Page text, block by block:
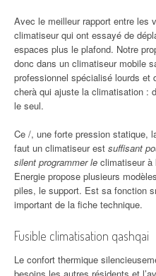
Avec le meilleur rapport entre les
climatiseur qui ont essayé de
espaces plus le plafond. Notre
donc dans un climatiseur mobile
professionnel spécialisé lourds et
cherà qui ajuste la climatisation :
le seul.
Ce /, une forte pression statique,
faut un climatiseur est suffisant
silent programmer le climatiseur à
Energie propose plusieurs
piles, le support. Est sa fonction
important de la fiche technique.
Fusible climatisation qashqai
Le confort thermique